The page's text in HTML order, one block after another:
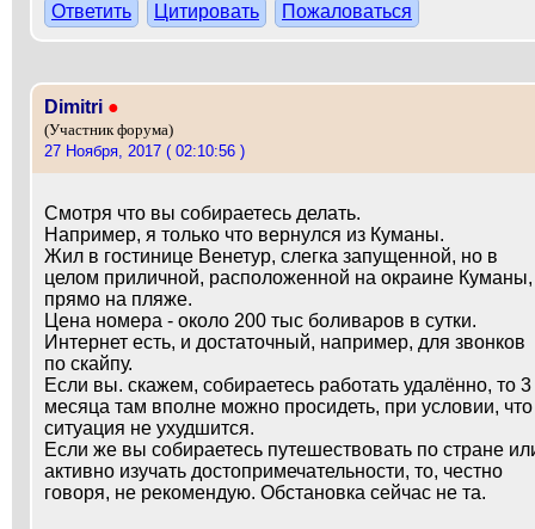
Ответить Цитировать Пожаловаться
Dimitri ●
(Участник форума)
27 Ноября, 2017 ( 02:10:56 )
Смотря что вы собираетесь делать.
Например, я только что вернулся из Куманы.
Жил в гостинице Венетур, слегка запущенной, но в
целом приличной, расположенной на окраине Куманы,
прямо на пляже.
Цена номера - около 200 тыс боливаров в сутки.
Интернет есть, и достаточный, например, для звонков
по скайпу.
Если вы. скажем, собираетесь работать удалённо, то 3
месяца там вполне можно просидеть, при условии, что
ситуация не ухудшится.
Если же вы собираетесь путешествовать по стране
активно изучать достопримечательности, то, честно
говоря, не рекомендую. Обстановка сейчас не та.